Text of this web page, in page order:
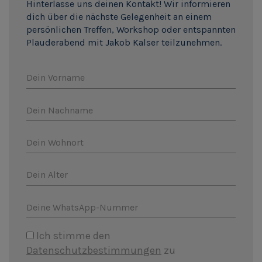
Hinterlasse uns deinen Kontakt! Wir informieren
dich über die nächste Gelegenheit an einem
persönlichen Treffen, Workshop oder entspannten
Plauderabend mit Jakob Kalser teilzunehmen.
Dein Vorname
Dein Nachname
Dein Wohnort
Dein Alter
Deine WhatsApp-Nummer
Ich stimme den
Datenschutzbestimmungen zu